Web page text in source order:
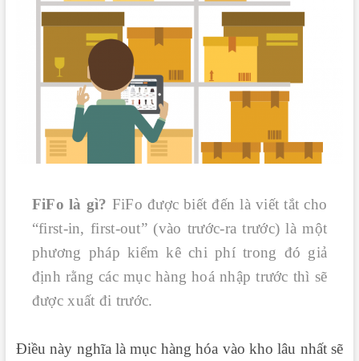
FiFo là gì? FiFo được biết đến là viết tắt cho
“first-in, first-out” (vào trước-ra trước) là một
phương pháp kiểm kê chi phí trong đó giả
định rằng các mục hàng hoá nhập trước thì sẽ
được xuất đi trước.
Điều này nghĩa là mục hàng hóa vào kho lâu nhất sẽ